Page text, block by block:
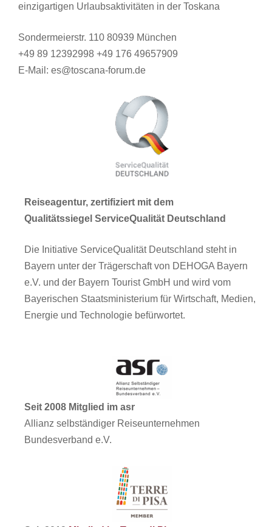
einzigartigen Urlaubsaktivitäten in der Toskana
Sondermeierstr. 110 80939 München
+49 89 12392998 +49 176 49657909
E-Mail: es@toscana-forum.de
Reiseagentur, zertifiziert mit dem
Qualitätssiegel ServiceQualität Deutschland
Die Initiative ServiceQualität Deutschland steht in
Bayern unter der Trägerschaft von DEHOGA Bayern
e.V. und der Bayern Tourist GmbH und wird vom
Bayerischen Staatsministerium für Wirtschaft, Medien,
Energie und Technologie befürwortet.
Seit 2008 Mitglied im asr
Allianz selbständiger Reiseunternehmen
Bundesverband e.V.